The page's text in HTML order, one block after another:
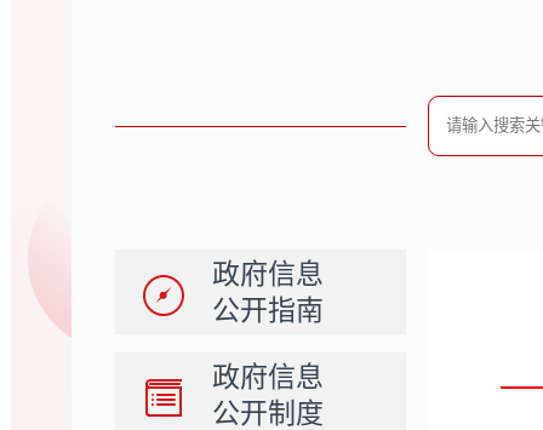
政府信息
公开指南
政府信息
公开制度